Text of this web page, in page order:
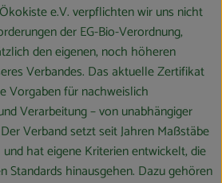
e.V. verpflichten wir uns nicht
der EG-Bio-Verordnung,
den eigenen, noch höheren
Verbandes. Das aktuelle Zertifikat
Vorgaben für nachweislich
Verarbeitung – von unabhängiger
Verband setzt seit Jahren Maßstäbe
hat eigene Kriterien entwickelt, die
Standards hinausgehen. Dazu gehören